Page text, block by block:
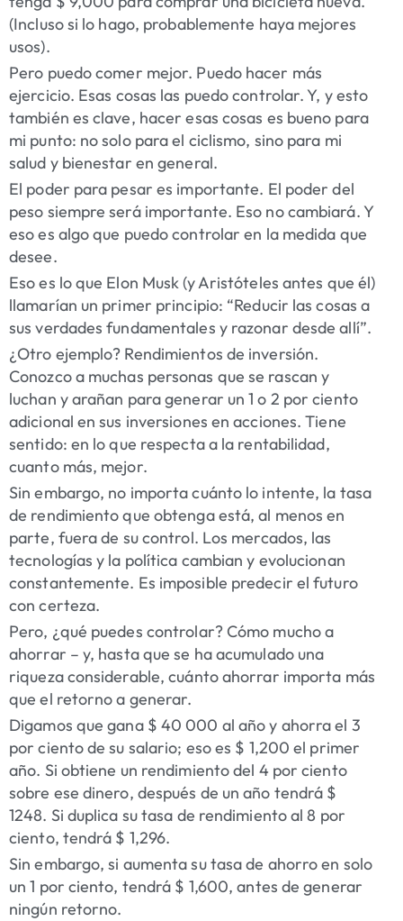
(Incluso si lo hago, probablemente haya mejores
usos).
Pero puedo comer mejor. Puedo hacer más
ejercicio. Esas cosas las puedo controlar. Y, y esto
también es clave, hacer esas cosas es bueno para
mi punto: no solo para el ciclismo, sino para mi
salud y bienestar en general.
El poder para pesar es importante. El poder del
peso siempre será importante. Eso no cambiará. Y
eso es algo que puedo controlar en la medida que
desee.
Eso es lo que Elon Musk (y Aristóteles antes que él)
llamarían un primer principio: “Reducir las cosas a
sus verdades fundamentales y razonar desde allí”.
¿Otro ejemplo? Rendimientos de inversión.
Conozco a muchas personas que se rascan y
luchan y arañan para generar un 1 o 2 por ciento
adicional en sus inversiones en acciones. Tiene
sentido: en lo que respecta a la rentabilidad,
cuanto más, mejor.
Sin embargo, no importa cuánto lo intente, la tasa
de rendimiento que obtenga está, al menos en
parte, fuera de su control. Los mercados, las
tecnologías y la política cambian y evolucionan
constantemente. Es imposible predecir el futuro
con certeza.
Pero, ¿qué puedes controlar? Cómo mucho a
ahorrar – y, hasta que se ha acumulado una
riqueza considerable, cuánto ahorrar importa más
que el retorno a generar.
Digamos que gana $ 40 000 al año y ahorra el 3
por ciento de su salario; eso es $ 1,200 el primer
año. Si obtiene un rendimiento del 4 por ciento
sobre ese dinero, después de un año tendrá $
1248. Si duplica su tasa de rendimiento al 8 por
ciento, tendrá $ 1,296.
Sin embargo, si aumenta su tasa de ahorro en solo
un 1 por ciento, tendrá $ 1,600, antes de generar
ningún retorno.